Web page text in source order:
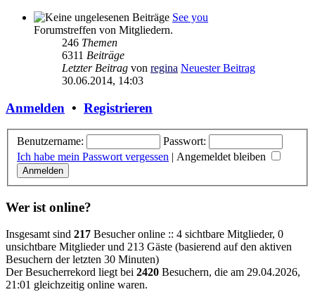
See you
Forumstreffen von Mitgliedern.
246 Themen
6311 Beiträge
Letzter Beitrag von regina Neuester Beitrag
30.06.2014, 14:03
Anmelden • Registrieren
Benutzername:
Passwort:
Ich habe mein Passwort vergessen | Angemeldet bleiben
Wer ist online?
Insgesamt sind 217 Besucher online :: 4 sichtbare Mitglieder, 0
unsichtbare Mitglieder und 213 Gäste (basierend auf den aktiven
Besuchern der letzten 30 Minuten)
Der Besucherrekord liegt bei 2420 Besuchern, die am 29.04.2026,
21:01 gleichzeitig online waren.